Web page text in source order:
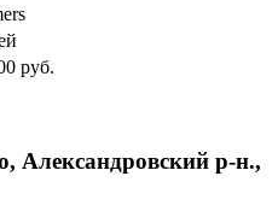
руб.
Александровский р-н.,